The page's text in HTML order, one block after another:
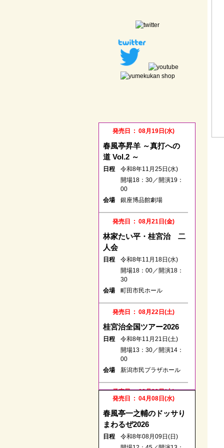
発売日 : 08月19日(水)
春風亭昇羊 ～真打への
道 Vol.2 ～
日程
令和8年11月25日(水)
開場18：30／開演19：
00
会場
銀座博品館劇場
発売日 : 08月21日(金)
林家たい平・桂宮治 二
人会
日程
令和8年11月18日(水)
開場18：00／開演18：
30
会場
町田市民ホール
発売日 : 08月22日(土)
桂宮治全国ツアー2026
日程
令和8年11月21日(土)
開場13：30／開演14：
00
会場
新潟市民プラザホール
発売日 : 08月22日(土)
まわるぜ2026
日程
令和8年10月04日(日)
開場14：00／開演14：
発売日 : 04月08日(水)
春風亭一之輔のドッサり
まわるぜ2026
日程
令和8年08月09日(日)